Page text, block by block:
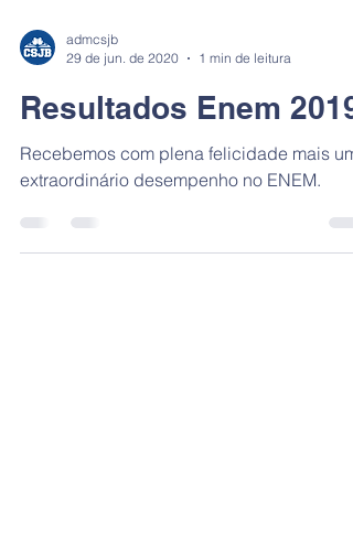
29 de jun. de 2020
1 min de leitura
Resultados Enem 2019
Recebemos com plena felicidade mais um
extraordinário desempenho no ENEM.